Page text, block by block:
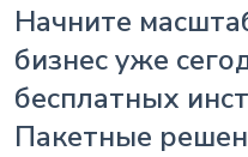
Начните
бизнес уже
бесплатных
Пакетные